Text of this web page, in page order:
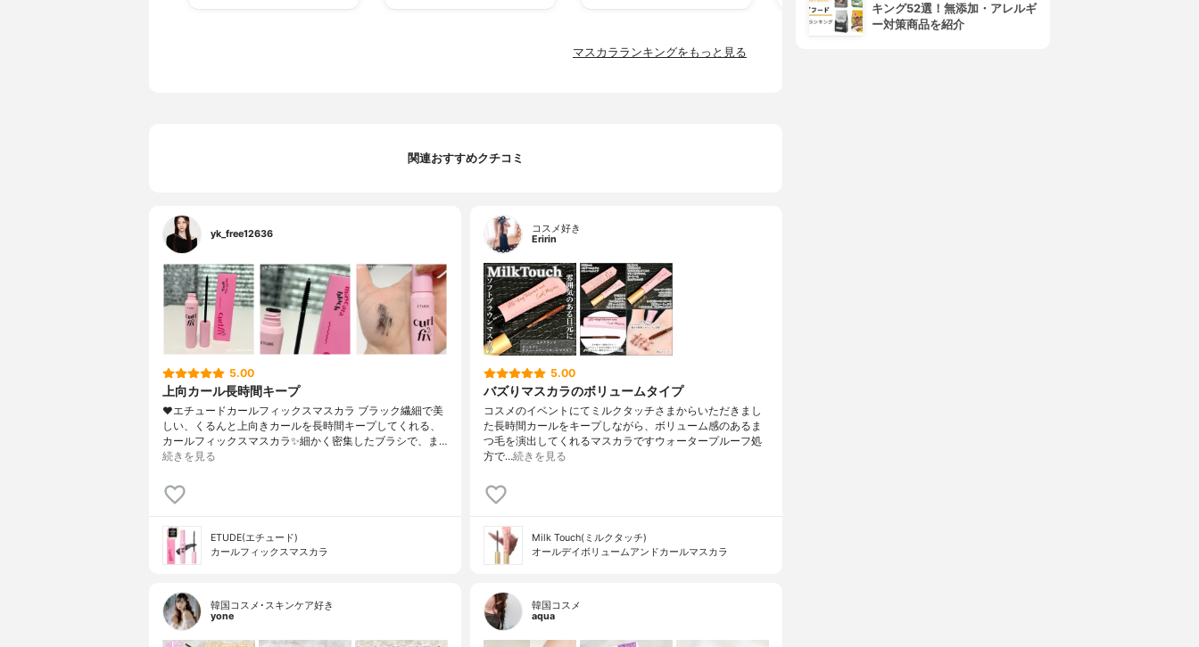
マスカラランキングをもっと見る
関連おすすめクチコミ
yk_free12636
5.00
上向カール長時間キープ
❤︎エチュードカールフィックスマスカラ ブラック繊細で美
しい、くるんと上向きカールを長時間キープしてくれる、
カールフィックスマスカラ✨細かく密集したブラシで、ま…
続きを見る
ETUDE(エチュード)
カールフィックスマスカラ
コスメ好き
Eririn
5.00
バズりマスカラのボリュームタイプ
コスメのイベントにてミルクタッチさまからいただきまし
た長時間カールをキープしながら、ボリューム感のあるま
つ毛を演出してくれるマスカラですウォータープルーフ処
方で…続きを見る
Milk Touch(ミルクタッチ)
オールデイボリュームアンドカールマスカラ
韓国コスメ･スキンケア好き
yone
韓国コスメ
aqua
キング52選！無添加・アレルギ
ー対策商品を紹介